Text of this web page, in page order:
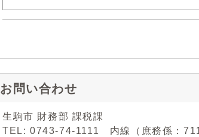
お問い合わせ
生駒市 財務部 課税課
TEL: 0743-74-1111 内線（庶務係：